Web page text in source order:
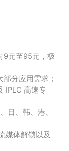
9元至95元，极
分应用需求；
IPLC 高速专
日、韩、港、
媒体解锁以及